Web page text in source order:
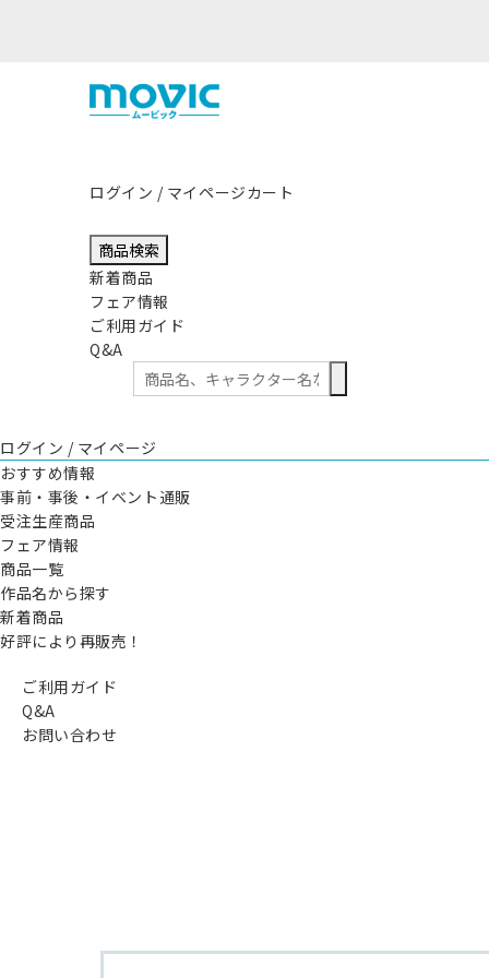
ログイン / マイページカート
商品検索
新着商品
フェア情報
ご利用ガイド
Q&A
ログイン / マイページ
おすすめ情報
事前・事後・イベント通販
受注生産商品
フェア情報
商品一覧
作品名から探す
新着商品
好評により再販売！
ご利用ガイド
Q&A
お問い合わせ